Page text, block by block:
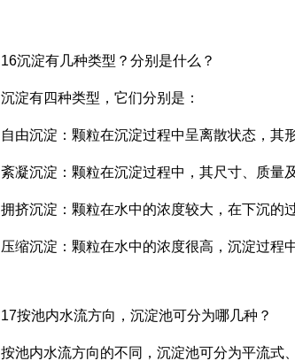
16沉淀有几种类型？分别是什么？
沉淀有四种类型，它们分别是：
自由沉淀：颗粒在沉淀过程中呈离散状态，其
紊凝沉淀：颗粒在沉淀过程中，其尺寸、质量
拥挤沉淀：颗粒在水中的浓度较大，在下沉的
压缩沉淀：颗粒在水中的浓度很高，沉淀过程
17按池内水流方向，沉淀池可分为哪几种？
按池内水流方向的不同，沉淀池可分为平流式